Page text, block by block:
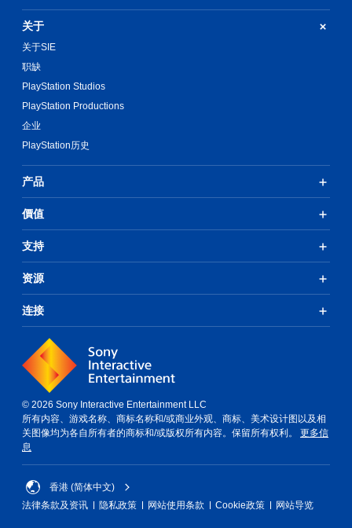
关于
关于SIE
职缺
PlayStation Studios
PlayStation Productions
企业
PlayStation历史
产品
價值
支持
资源
连接
© 2026 Sony Interactive Entertainment LLC
所有内容、游戏名称、商标名称和/或商业外观、商标、美术设计图以及相
关图像均为各自所有者的商标和/或版权所有内容。保留所有权利。 更多信
息
香港 (简体中文)
法律条款及资讯
隐私政策 网站使用条款 Cookie政策 网站导览